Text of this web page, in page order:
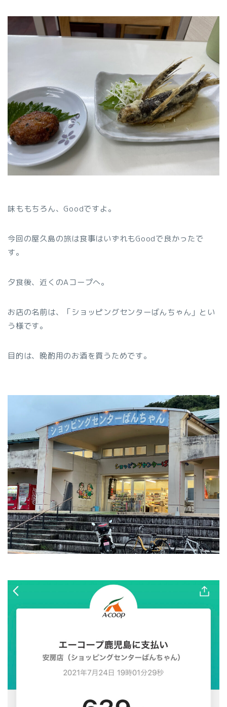
味ももちろん、Goodですよ。
今回の屋久島の旅は食事はいずれもGoodで良かったで
す。
夕食後、近くのAコープへ。
お店の名前は、「ショッピングセンターばんちゃん」とい
う様です。
目的は、晩酌用のお酒を買うためです。